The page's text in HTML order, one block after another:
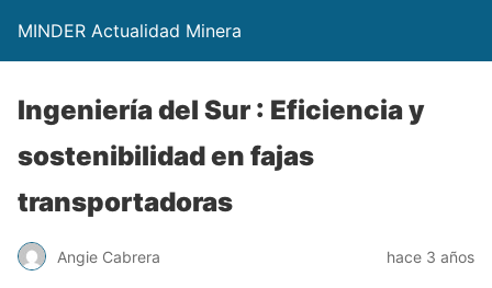
MINDER Actualidad Minera
Ingeniería del Sur : Eficiencia y
sostenibilidad en fajas
transportadoras
Angie Cabrera hace 3 años